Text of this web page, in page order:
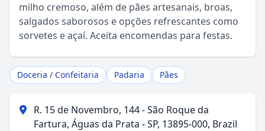
milho cremoso, além de pães artesanais, broas,
salgados saborosos e opções refrescantes como
sorvetes e açaí. Aceita encomendas para festas.
Doceria / Confeitaria Padaria Pães
R. 15 de Novembro, 144 - São Roque da
Fartura, Águas da Prata - SP, 13895-000, Brazil
Sou Turista em Águas da Prata
Sou Morador